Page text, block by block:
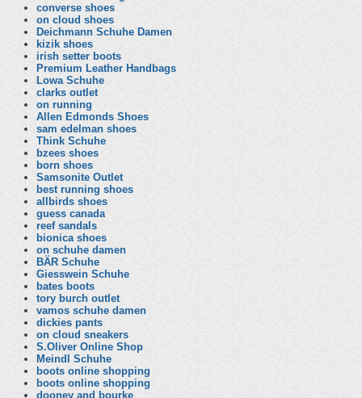
converse shoes
on cloud shoes
Deichmann Schuhe Damen
kizik shoes
irish setter boots
Premium Leather Handbags
Lowa Schuhe
clarks outlet
on running
Allen Edmonds Shoes
sam edelman shoes
Think Schuhe
bzees shoes
born shoes
Samsonite Outlet
best running shoes
allbirds shoes
guess canada
reef sandals
bionica shoes
on schuhe damen
BÄR Schuhe
Giesswein Schuhe
bates boots
tory burch outlet
vamos schuhe damen
dickies pants
on cloud sneakers
S.Oliver Online Shop
Meindl Schuhe
boots online shopping
boots online shopping
dooney and bourke